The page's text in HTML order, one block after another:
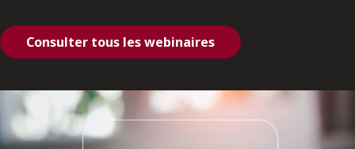
Réseau des anciens d’Osler
Contactez-nous
Consulter tous les webinaires